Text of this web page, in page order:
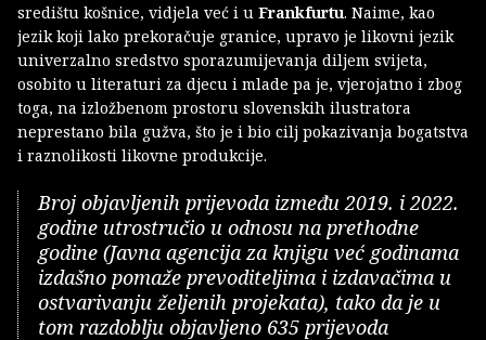
središtu košnice, vidjela već i u Frankfurtu. Naime, kao
jezik koji lako prekoračuje granice, upravo je likovni jezik
univerzalno sredstvo sporazumijevanja diljem svijeta,
osobito u literaturi za djecu i mlade pa je, vjerojatno i zbog
toga, na izložbenom prostoru slovenskih ilustratora
neprestano bila gužva, što je i bio cilj pokazivanja bogatstva
i raznolikosti likovne produkcije.
Broj objavljenih prijevoda između 2019. i 2022.
godine utrostručio u odnosu na prethodne
godine (Javna agencija za knjigu već godinama
izdašno pomaže prevoditeljima i izdavačima u
ostvarivanju željenih projekata), tako da je u
tom razdoblju objavljeno 635 prijevoda